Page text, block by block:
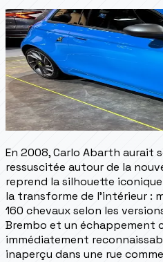
En 2008, Carlo Abarth aurait
ressuscitée autour de la
reprend la silhouette
la transforme de l'intérieur :
160 chevaux selon les
Brembo et un échappement
immédiatement
inaperçu dans une rue